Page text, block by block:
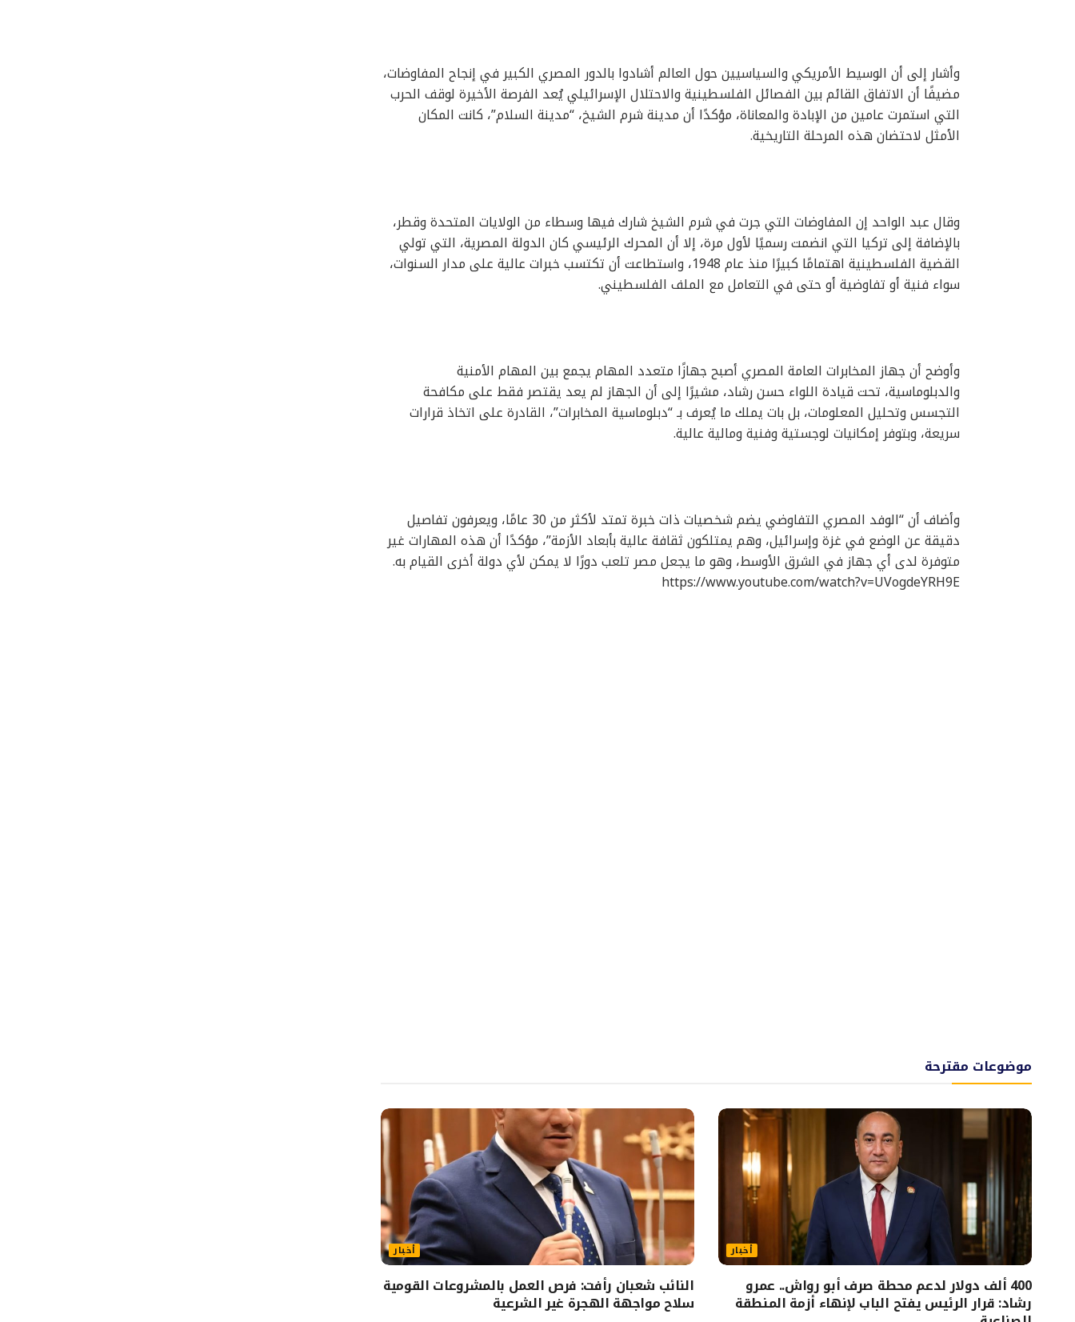
وأشار إلى أن الوسيط الأمريكي والسياسيين حول العالم أشادوا بالدور المصري الكبير في إنجاح المفاوضات،
مضيفًا أن الاتفاق القائم بين الفصائل الفلسطينية والاحتلال الإسرائيلي يُعد الفرصة الأخيرة لوقف الحرب
التي استمرت عامين من الإبادة والمعاناة، مؤكدًا أن مدينة شرم الشيخ، “مدينة السلام”، كانت المكان
الأمثل لاحتضان هذه المرحلة التاريخية.
وقال عبد الواحد إن المفاوضات التي جرت في شرم الشيخ شارك فيها وسطاء من الولايات المتحدة وقطر،
بالإضافة إلى تركيا التي انضمت رسميًا لأول مرة، إلا أن المحرك الرئيسي كان الدولة المصرية، التي تولي
القضية الفلسطينية اهتمامًا كبيرًا منذ عام 1948، واستطاعت أن تكتسب خبرات عالية على مدار السنوات،
سواء فنية أو تفاوضية أو حتى في التعامل مع الملف الفلسطيني.
وأوضح أن جهاز المخابرات العامة المصري أصبح جهازًا متعدد المهام يجمع بين المهام الأمنية
والدبلوماسية، تحت قيادة اللواء حسن رشاد، مشيرًا إلى أن الجهاز لم يعد يقتصر فقط على مكافحة
التجسس وتحليل المعلومات، بل بات يملك ما يُعرف بـ “دبلوماسية المخابرات”، القادرة على اتخاذ قرارات
سريعة، وبتوفر إمكانيات لوجستية وفنية ومالية عالية.
وأضاف أن “الوفد المصري التفاوضي يضم شخصيات ذات خبرة تمتد لأكثر من 30 عامًا، ويعرفون تفاصيل
دقيقة عن الوضع في غزة وإسرائيل، وهم يمتلكون ثقافة عالية بأبعاد الأزمة”، مؤكدًا أن هذه المهارات غير
متوفرة لدى أي جهاز في الشرق الأوسط، وهو ما يجعل مصر تلعب دورًا لا يمكن لأي دولة أخرى القيام به.
https://www.youtube.com/watch?v=UVogdeYRH9E
موضوعات مقترحة
أخبار
400 ألف دولار لدعم محطة صرف أبو رواش.. عمرو
رشاد: قرار الرئيس يفتح الباب لإنهاء أزمة المنطقة
أخبار
النائب شعبان رأفت: فرص العمل بالمشروعات القومية
سلاح مواجهة الهجرة غير الشرعية